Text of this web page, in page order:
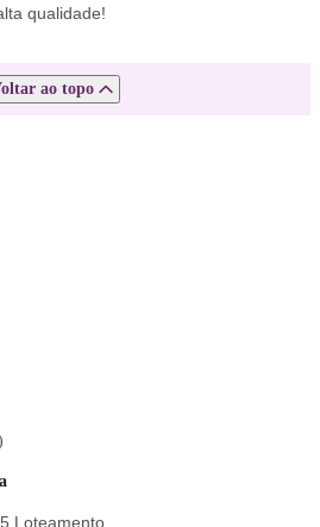
qualidade!
ao topo
Loteamento